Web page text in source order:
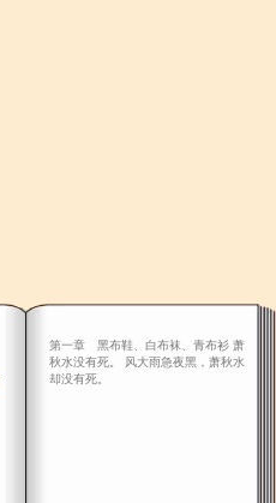
第一章 黑布鞋、白布袜、青布衫 萧
秋水没有死。 风大雨急夜黑，萧秋水
却没有死。